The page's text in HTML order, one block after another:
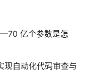
亿个参数是怎
现自动化代码审查与